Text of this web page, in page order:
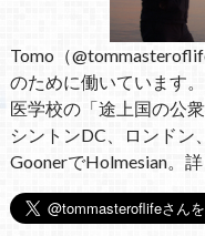
Tomo（
のために働いています
医学校の「途上国の公
シントンDC、ロンドン
GoonerでHolmesian。